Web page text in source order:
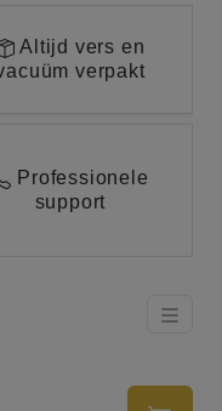
Altijd vers en
verpakt
Professionele
support